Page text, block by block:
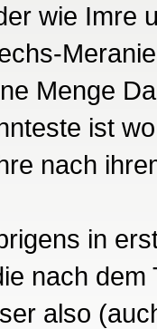
wie Imre
Menge
ist
nach
in
nach
also